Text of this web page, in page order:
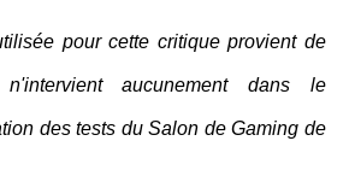
pour cette critique provient de
aucunement dans le
des tests du Salon de Gaming de